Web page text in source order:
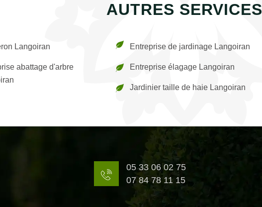
AUTRES SERVICES
Langoiran
abattage d'arbre
Entreprise de jardinage Langoiran
Entreprise élagage Langoiran
Jardinier taille de haie Langoiran
05 33 06 02 75
07 84 78 11 15